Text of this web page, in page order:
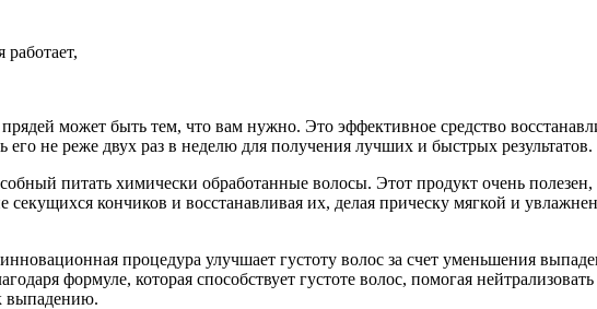
может быть тем, что вам нужно. Это эффективное средство
его не реже двух раз в неделю для получения лучших и быстрых результатов.
питать химически обработанные волосы. Этот продукт очень полезен,
секущихся кончиков и восстанавливая их, делая прическу мягкой и
процедура улучшает густоту волос за счет уменьшения
формуле, которая способствует густоте волос, помогая
выпадению.